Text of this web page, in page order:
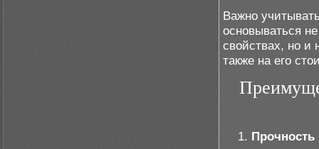
Важно
основываться
свойствах, но и
также на его
Прочность